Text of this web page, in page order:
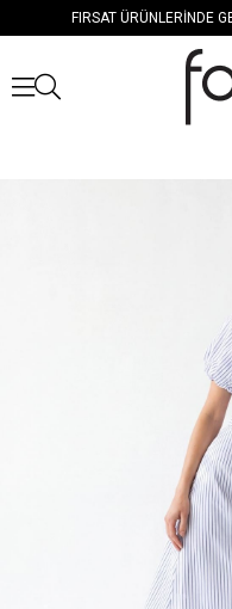
FIRSAT ÜRÜNLERİNDE